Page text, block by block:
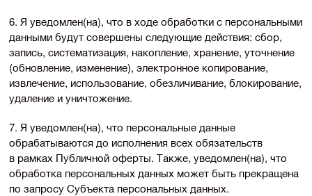
6. Я уведомлен(на), что в ходе обработки с персональными
данными будут совершены следующие действия: сбор,
запись, систематизация, накопление, хранение, уточнение
(обновление, изменение), электронное копирование,
извлечение, использование, обезличивание, блокирование,
удаление и уничтожение.
7. Я уведомлен(на), что персональные данные
обрабатываются до исполнения всех обязательств
в рамках Публичной оферты. Также, уведомлен(на), что
обработка персональных данных может быть прекращена
по запросу Субъекта персональных данных.